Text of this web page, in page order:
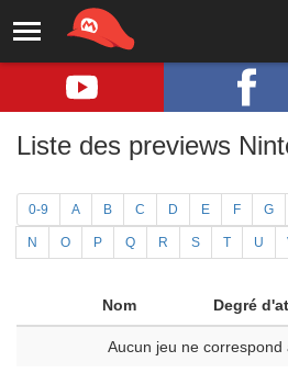
Liste des previews
0-9 A B C D E F G
N O P Q R S T U
Nom Degré
Aucun jeu ne correspond